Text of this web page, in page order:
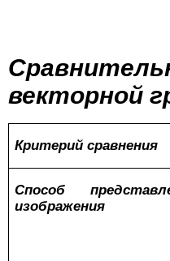
векторной
Критерий сравнения
Способ
изображения